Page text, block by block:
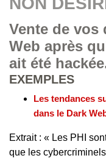
Vente de vos
Web après
ait été
EXEMPLES
Les tendances
dans le Dark
Extrait : « Les PHI
que les